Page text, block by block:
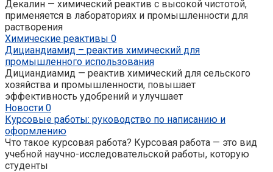
Декалин — химический реактив с высокой чистотой,
применяется в лабораториях и промышленности для
растворения
Химические реактивы 0
Дициандиамид – реактив химический для
промышленного использования
Дициандиамид — реактив химический для сельского
хозяйства и промышленности, повышает
эффективность удобрений и улучшает
Новости 0
Курсовые работы: руководство по написанию и
оформлению
Что такое курсовая работа? Курсовая работа — это вид
учебной научно-исследовательской работы, которую
студенты